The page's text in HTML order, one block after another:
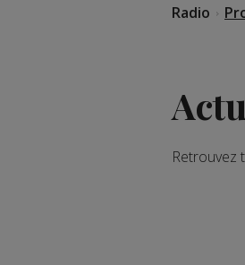
Radio
Retrouvez